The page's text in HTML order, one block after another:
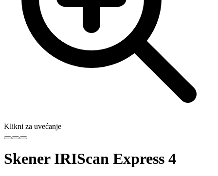
Klikni za uvećanje
Skener IRIScan Express 4